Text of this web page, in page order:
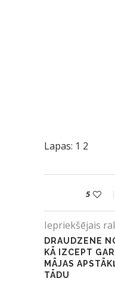
Lapas: 1 2
5
Iepriekšējais
DRAUDZENE
KĀ IZCEPT
MĀJAS
TĀDU